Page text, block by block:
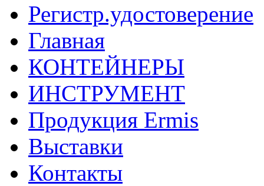
Регистр.удостоверение
Главная
КОНТЕЙНЕРЫ
ИНСТРУМЕНТ
Продукция Ermis
Выставки
Контакты